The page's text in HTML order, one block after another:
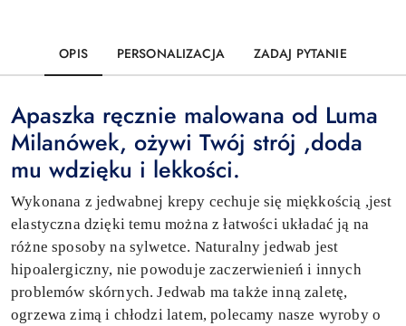
OPIS PERSONALIZACJA ZADAJ PYTANIE
Apaszka ręcznie malowana od Luma
Milanówek, ożywi Twój strój ,doda
mu wdzięku i lekkości.
Wykonana z jedwabnej krepy cechuje się miękkością ,jest
elastyczna dzięki temu można z łatwości układać ją na
różne sposoby na sylwetce. Naturalny jedwab jest
hipoalergiczny, nie powoduje zaczerwienień i innych
problemów skórnych. Jedwab ma także inną zaletę,
ogrzewa zimą i chłodzi latem, polecamy nasze wyroby o